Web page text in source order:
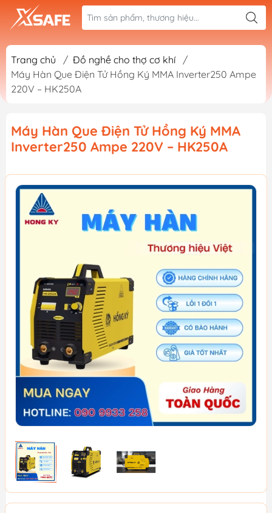
Trang chủ / Đồ nghề cho thợ cơ khí
/
Máy Hàn Que Điện Tử Hồng Ký MMA Inverter250 Ampe
220V – HK250A
Máy Hàn Que Điện Tử Hồng Ký MMA
Inverter250 Ampe 220V – HK250A